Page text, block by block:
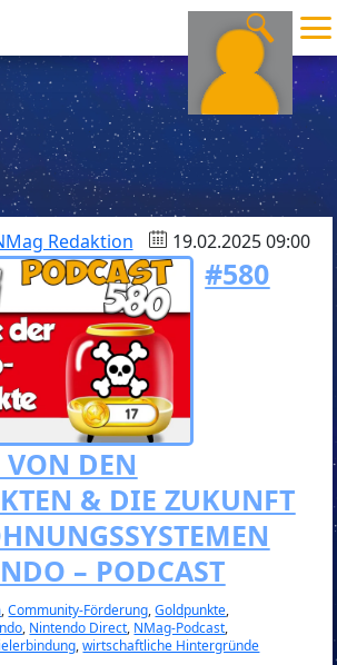
Redaktion 19.02.2025 09:00
#580
DEN
& DIE ZUKUNFT
– PODCAST
,Community-Förderung,Goldpunkte,
, Nintendo Direct, NMag-Podcast,
,wirtschaftliche Hintergründe